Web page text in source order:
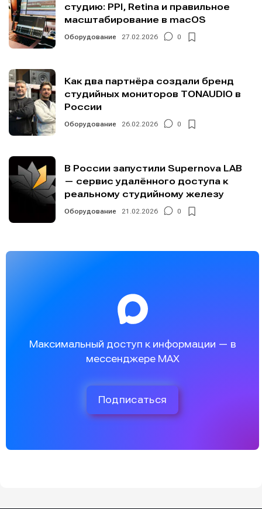
студию: PPI, Retina и правильное
масштабирование в macOS
Оборудование 27.02.2026 0
Как два партнёра создали бренд
студийных мониторов TONAUDIO в
России
Оборудование 26.02.2026 0
В России запустили Supernova LAB
— сервис удалённого доступа к
реальному студийному железу
Оборудование 21.02.2026 0
Максимальный доступ к информации — в
мессенджере MAX
Подписаться